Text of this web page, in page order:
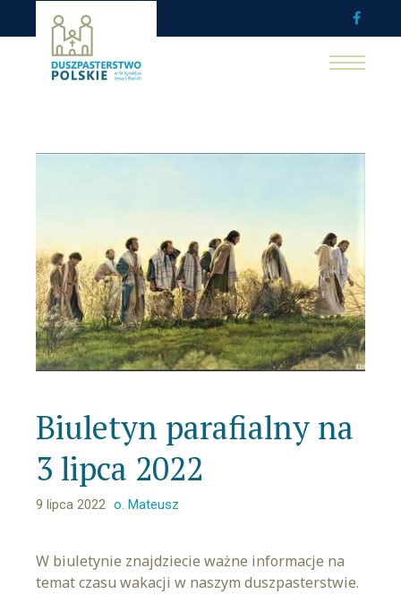
Biuletyn parafialny na
3 lipca 2022
9 lipca 2022 o. Mateusz
W biuletynie znajdziecie ważne informacje na
temat czasu wakacji w naszym duszpasterstwie.